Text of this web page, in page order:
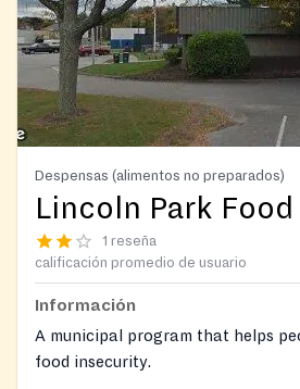
Despensas (alimentos no preparados)
Lincoln Park
1 reseña
calificación promedio de usuario
Información
A municipal program that helps
food insecurity.